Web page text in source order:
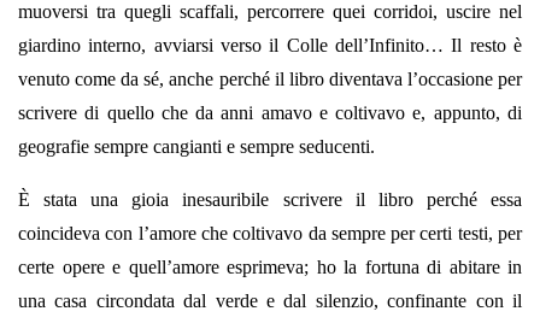
muoversi tra quegli scaffali, percorrere quei corridoi, uscire nel
giardino interno, avviarsi verso il Colle dell’Infinito… Il resto è
venuto come da sé, anche perché il libro diventava l’occasione per
scrivere di quello che da anni amavo e coltivavo e, appunto, di
geografie sempre cangianti e sempre seducenti.
È stata una gioia inesauribile scrivere il libro perché essa
coincideva con l’amore che coltivavo da sempre per certi testi, per
certe opere e quell’amore esprimeva; ho la fortuna di abitare in
una casa circondata dal verde e dal silenzio, confinante con il